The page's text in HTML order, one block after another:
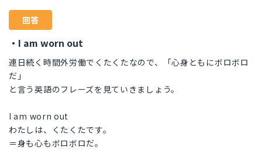
回答
・I am worn out
連日続く時間外労働でくたくたなので、「心身ともにボロボロ
だ」
と言う英語のフレーズを見ていきましょう。
I am worn out
わたしは、くたくたです。
＝身も心もボロボロだ。